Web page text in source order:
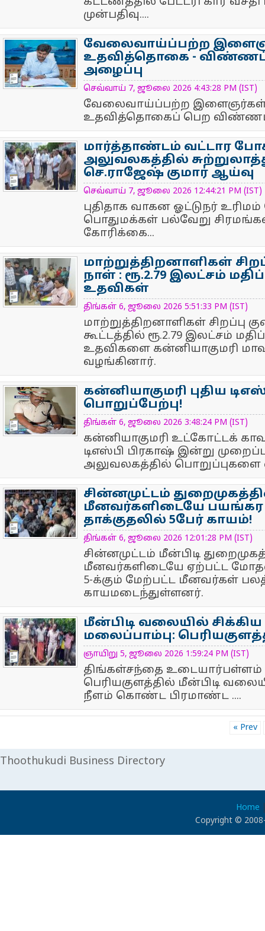
முன்பதிவு....
NewsIcon
வேலைவாய்ப்பற்ற
உதவித்தொகை -
அழைப்பு
செவ்வாய் 7, ஜூலை 2026 4:43:28 PM (IST)
வேலைவாய்ப்பற்ற இளைஞர்கள்
உதவித்தொகைப் பெற
NewsIcon
மார்த்தாண்டம் வட்டார
அலுவலகத்தில்
செ.ராஜேஷ் குமார் ஆய்வு
செவ்வாய் 7, ஜூலை 2026 12:44:21 PM (IST)
புதிதாக வாகன ஓட்டுநர்
பொதுமக்கள் பல்வேறு
கோரிக்கை...
NewsIcon
மாற்றுத்திறனாளிகள்
நாள் : ரூ.2.79 இலட்சம்
உதவிகள்
திங்கள் 6, ஜூலை 2026 5:51:33 PM (IST)
மாற்றுத்திறனாளிகள் சிறப்பு
கூட்டத்தில் ரூ.2.79 இலட்சம்
உதவிகளை கன்னியாகுமரி
வழங்கினார்.
NewsIcon
கன்னியாகுமரி புதிய
பொறுப்பேற்பு!
திங்கள் 6, ஜூலை 2026 3:48:24 PM (IST)
கன்னியாகுமரி உட்கோட்டக்
டிஎஸ்பி பிரகாஷ் இன்று
அலுவலகத்தில்
NewsIcon
சின்னமுட்டம்
மீனவர்களிடையே
தாக்குதலில் 5பேர் காயம்!
திங்கள் 6, ஜூலை 2026 12:01:28 PM (IST)
சின்னமுட்டம் மீன்பிடி
மீனவர்களிடையே ஏற்பட்ட
5-க்கும் மேற்பட்ட மீனவர்கள்
காயமடைந்துள்ளனர்.
NewsIcon
மீன்பிடி வலையில் சிக்கிய
மலைப்பாம்பு:
ஞாயிறு 5, ஜூலை 2026 1:59:24 PM (IST)
திங்கள்சந்தை உடையார்பள்ளம்
பெரியகுளத்தில் மீன்பிடி
நீளம் கொண்ட பிரமாண்ட ....
« Prev
Thoothukudi Business Directory
Home
Copyright ©